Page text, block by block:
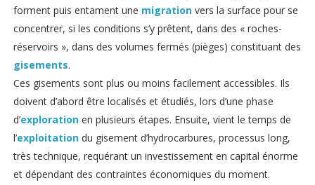
forment puis entament une migrationvers la surface pour se
concentrer, si les conditions s’y prêtent, dans des « roches-
réservoirs », dans des volumes fermés (pièges) constituant des
gisements.
Ces gisements sont plus ou moins facilement accessibles. Ils
doivent d’abord être localisés et étudiés, lors d’une phase
d’explorationen plusieurs étapes. Ensuite, vient le temps de
l’exploitationdu gisement d’hydrocarbures, processus long,
très technique, requérant un investissement en capital énorme
et dépendant des contraintes économiques du moment.